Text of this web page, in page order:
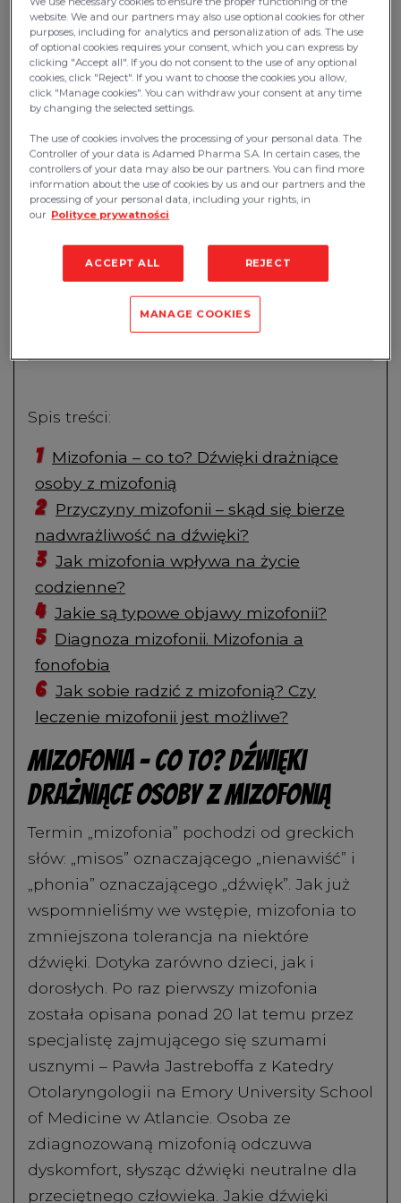
mizofonii?
Jakie konkretne bodźce
najczęściej pełnią funkcję
wyzwalaczy mizofonii?
Jakie są kluczowe różnice
między mizofonią a innymi
powszechnymi formami
nadwrażliwości na dźwięki?
Jakie są naukowe metody
łagodzenia objawów i terapii
Spis treści:
Mizofonia – co to? Dźwięki drażniące
osoby z mizofonią
Przyczyny mizofonii – skąd się bierze
nadwrażliwość na dźwięki?
Jak mizofonia wpływa na życie
codzienne?
Jakie są typowe objawy mizofonii?
Diagnoza mizofonii. Mizofonia a
fonofobia
Jak sobie radzić z mizofonią? Czy
leczenie mizofonii jest możliwe?
Mizofonia – co to? Dźwięki
drażniące osoby z mizofonią
Termin „mizofonia” pochodzi od greckich
słów: „misos” oznaczającego „nienawiść” i
„phonia” oznaczającego „dźwięk”. Jak już
wspomnieliśmy we wstępie, mizofonia to
zmniejszona tolerancja na niektóre
dźwięki. Dotyka zarówno dzieci, jak i
dorosłych. Po raz pierwszy mizofonia
została opisana ponad 20 lat temu przez
specjalistę zajmującego się szumami
usznymi – Pawła Jastreboffa z Katedry
Otolaryngologii na Emory University School
of Medicine w Atlancie. Osoba ze
zdiagnozowaną mizofonią odczuwa
dyskomfort, słysząc dźwięki neutralne dla
przeciętnego człowieka. Jakie dźwięki
website. We and our partners may also use optional cookies for other
purposes, including for analytics and personalization of ads. The use
of optional cookies requires your consent, which you can express by
clicking "Accept all". If you do not consent to the use of any optional
cookies, click "Reject". If you want to choose the cookies you allow,
click "Manage cookies". You can withdraw your consent at any time
by changing the selected settings.
The use of cookies involves the processing of your personal data. The
Controller of your data is Adamed Pharma S.A. In certain cases, the
controllers of your data may also be our partners. You can find more
information about the use of cookies by us and our partners and the
processing of your personal data, including your rights, in
our Polityce prywatności
ACCEPT ALL REJECT
MANAGE COOKIES